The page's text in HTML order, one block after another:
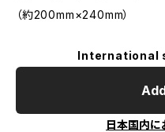
（約200mm×240mm）
International
日本国内に